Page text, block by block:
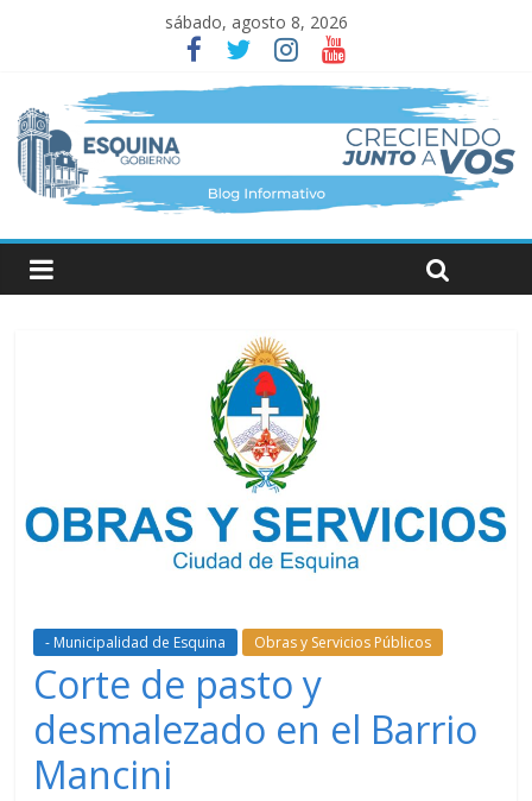
sábado, agosto 8, 2026
- Municipalidad de Esquina Obras y Servicios Públicos
Corte de pasto y
desmalezado en el Barrio
Mancini